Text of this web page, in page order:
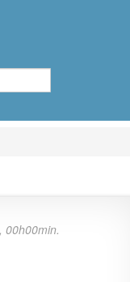
, 00h00min.